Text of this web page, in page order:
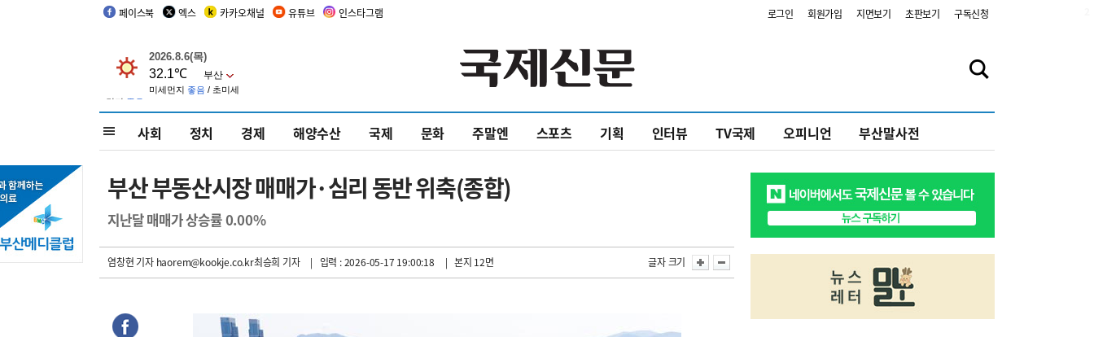
페이스북 엑스 카카오채널 유튜브 인스타그램 로그인 회원가입 지면보기 초판보기 구독신청
사회 정치 경제 해양수산 국제 문화 주말엔 스포츠 기획 인터뷰 TV국제 오피니언 부산말사전
부산 부동산시장 매매가·심리 동반 위축(종합)
지난달 매매가 상승률 0.00%
염창현 기자haorem@kookje.co.kr최승희 기자 | 입력 : 2026-05-17 19:00:18 | 본지 12면 글자 크기